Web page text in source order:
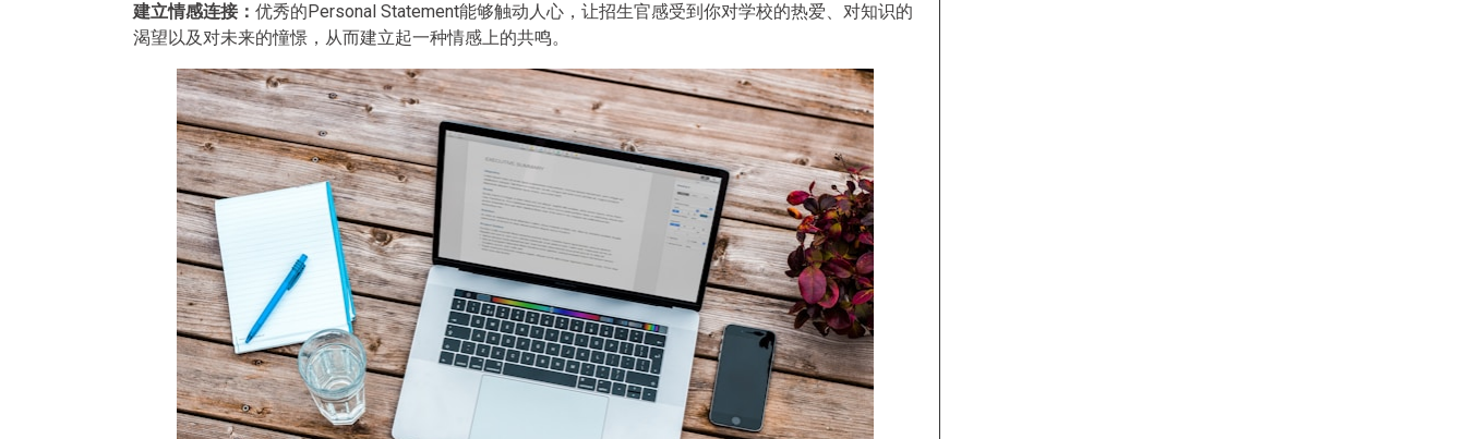
建立情感连接： 优秀的Personal Statement能够触动人心，让招生官感受到你对学校的热爱、对知识的
渴望以及对未来的憧憬，从而建立起一种情感上的共鸣。